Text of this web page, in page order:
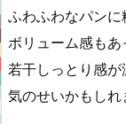
ふわふわなパンに
ボリューム感もあ
若干しっとり感が
気のせいかもしれ